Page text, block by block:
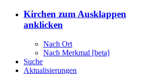
Kirchen zum Ausklappen
anklicken
Nach Ort
Nach Merkmal [beta]
Suche
Aktualisierungen